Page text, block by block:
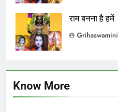
राम बनना है हमें
Grihaswamini
Know More